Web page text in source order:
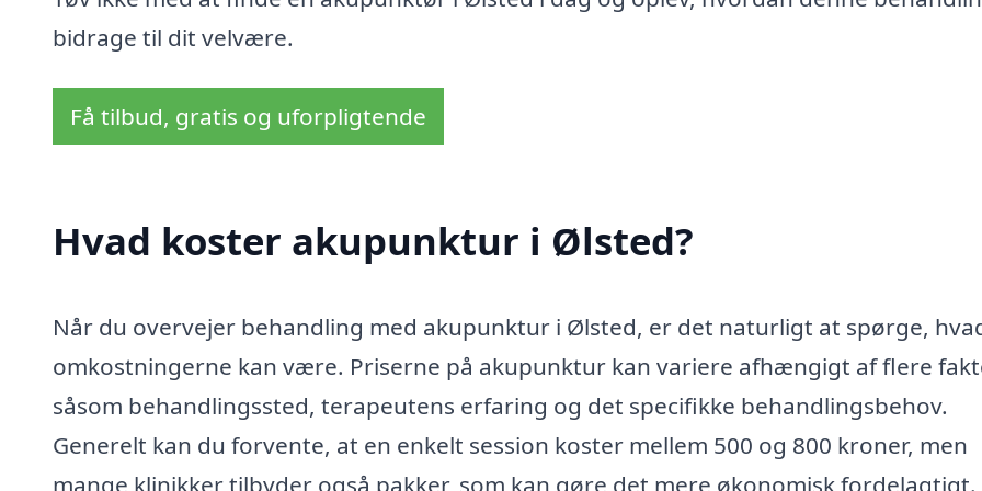
bidrage til dit velvære.
Få tilbud, gratis og uforpligtende
Hvad koster akupunktur i Ølsted?
Når du overvejer behandling med akupunktur i Ølsted, er det naturligt at spørge,
omkostningerne kan være. Priserne på akupunktur kan variere afhængigt af flere
såsom behandlingssted, terapeutens erfaring og det specifikke behandlingsbehov.
Generelt kan du forvente, at en enkelt session koster mellem 500 og 800 kroner, men
mange klinikker tilbyder også pakker, som kan gøre det mere økonomisk fordelagtigt.